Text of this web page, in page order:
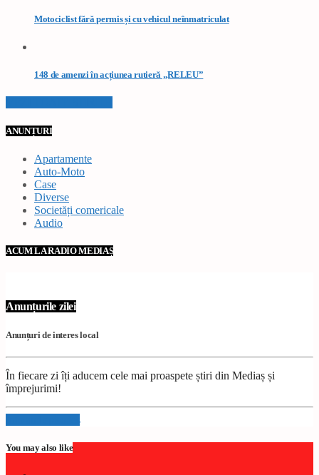
Motociclist fără permis și cu vehicul neînmatriculat
148 de amenzi în acțiunea rutieră „RELEU”
ANUNȚURI
Apartamente
Auto-Moto
Case
Diverse
Societăți comericale
Audio
ACUM LA RADIO MEDIAȘ
Anunțurile zilei
Anunțuri de interes local
În fiecare zi îți aducem cele mai proaspete știri din Mediaș și
împrejurimi!
Info and episodes
You may also like